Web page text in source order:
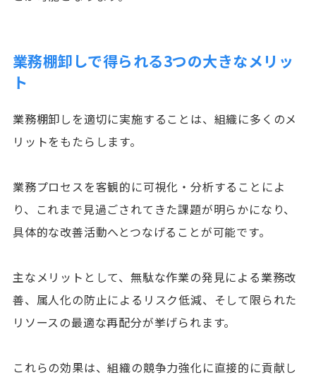
業務棚卸しで得られる3つの大きなメリッ
ト
業務棚卸しを適切に実施することは、組織に多くのメ
リットをもたらします。
業務プロセスを客観的に可視化・分析することによ
り、これまで見過ごされてきた課題が明らかになり、
具体的な改善活動へとつなげることが可能です。
主なメリットとして、無駄な作業の発見による業務改
善、属人化の防止によるリスク低減、そして限られた
リソースの最適な再配分が挙げられます。
これらの効果は、組織の競争力強化に直接的に貢献し